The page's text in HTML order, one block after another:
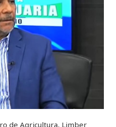
de Agricultura, Limber